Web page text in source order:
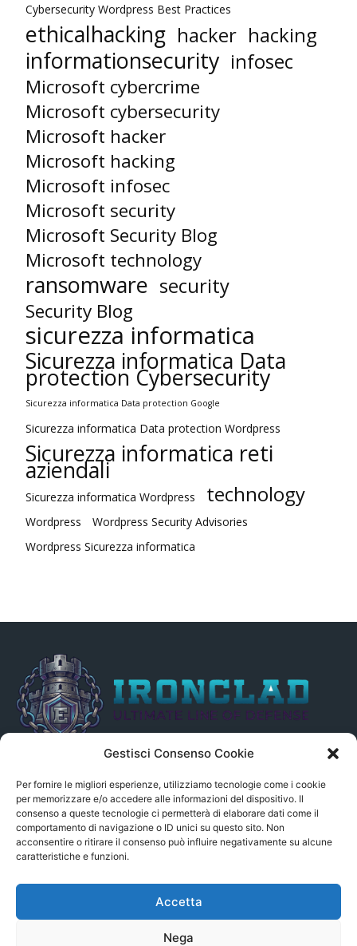
Gestisci Consenso Cookie
Per fornire le migliori esperienze, utilizziamo tecnologie come i cookie
per memorizzare e/o accedere alle informazioni del dispositivo. Il
consenso a queste tecnologie ci permetterà di elaborare dati come il
comportamento di navigazione o ID unici su questo sito. Non
acconsentire o ritirare il consenso può influire negativamente su alcune
caratteristiche e funzioni.
Accetta
Nega
Cybersecurity Wordpress Best Practices
ethicalhacking hacker hacking
informationsecurity infosec
Microsoft cybercrime
Microsoft cybersecurity
Microsoft hacker
Microsoft hacking
Microsoft infosec
Microsoft security
Microsoft Security Blog
Microsoft technology
ransomware security
Security Blog
sicurezza informatica
Sicurezza informatica Data
protection Cybersecurity
Sicurezza informatica Data protection Google
Sicurezza informatica Data protection Wordpress
Sicurezza informatica reti
aziendali
Sicurezza informatica Wordpress technology
Wordpress
Wordpress Security Advisories
Wordpress Sicurezza informatica
indirettamente, alle Fonti delle notizie segnalate né può essere
ritenuto responsabile ad alcun titolo dei loro contenuti. Si precisa
altresì che le notizie segnalate dall’aggregatore NON sono da
intendersi in alcun modo di proprietà del sito GenSys.it, ad
eccezione degli articoli e dei documenti pubblicati nel blog.